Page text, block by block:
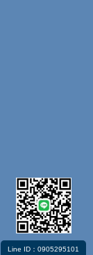
Line ID：0905295101